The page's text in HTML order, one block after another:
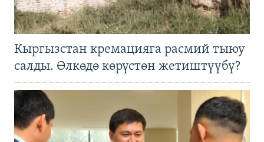
Кыргызстан кремацияга расмий тыюу
салды. Өлкөдө көрүстөн жетиштүүбү?